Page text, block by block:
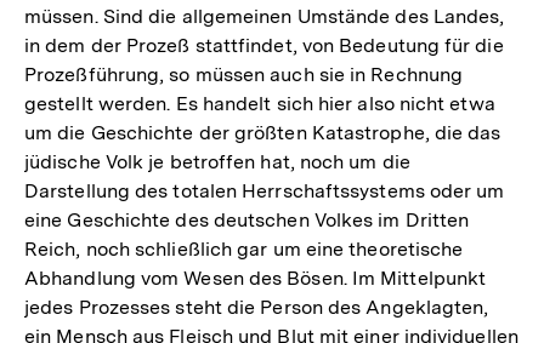
müssen. Sind die allgemeinen Umstände des Landes,
in dem der Prozeß stattfindet, von Bedeutung für die
Prozeßführung, so müssen auch sie in Rechnung
gestellt werden. Es handelt sich hier also nicht etwa
um die Geschichte der größten Katastrophe, die das
jüdische Volk je betroffen hat, noch um die
Darstellung des totalen Herrschaftssystems oder um
eine Geschichte des deutschen Volkes im Dritten
Reich, noch schließlich gar um eine theoretische
Abhandlung vom Wesen des Bösen. Im Mittelpunkt
jedes Prozesses steht die Person des Angeklagten,
ein Mensch aus Fleisch und Blut mit einer individuellen